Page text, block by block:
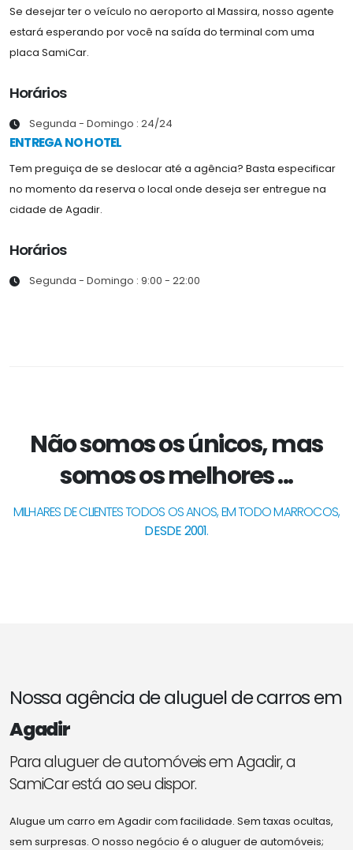
Se desejar ter o veículo no aeroporto al Massira, nosso agente
estará esperando por você na saída do terminal com uma
placa SamiCar.
Horários
Segunda - Domingo : 24/24
ENTREGA NO HOTEL
Tem preguiça de se deslocar até a agência? Basta especificar
no momento da reserva o local onde deseja ser entregue na
cidade de Agadir.
Horários
Segunda - Domingo : 9:00 - 22:00
Não somos os únicos, mas
somos os melhores ...
MILHARES DE CLIENTES TODOS OS ANOS, EM TODO MARROCOS,
DESDE 2001.
Nossa agência de aluguel de carros em
Agadir
Para aluguer de automóveis em Agadir, a
SamiCar está ao seu dispor.
Alugue um carro em Agadir com facilidade. Sem taxas ocultas,
sem surpresas. O nosso negócio é o aluguer de automóveis;